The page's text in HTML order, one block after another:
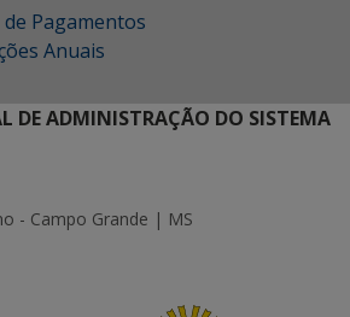
Pagamentos
Anuais
DE ADMINISTRAÇÃO DO SISTEMA
- Campo Grande | MS